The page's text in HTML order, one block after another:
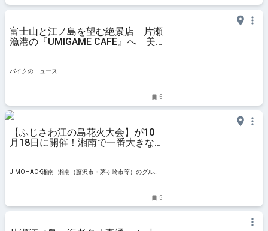
富士山と江ノ島を望む絶景店 片瀬
漁港の『UMIGAME CAFE』へ 美
バイクのニュース
5
【ふじさわ江の島花火大会】が10
月18日に開催！湘南で一番大きな
JIMOHACK湘南 | 湘南（藤沢市・茅ヶ崎市等）のグル
5